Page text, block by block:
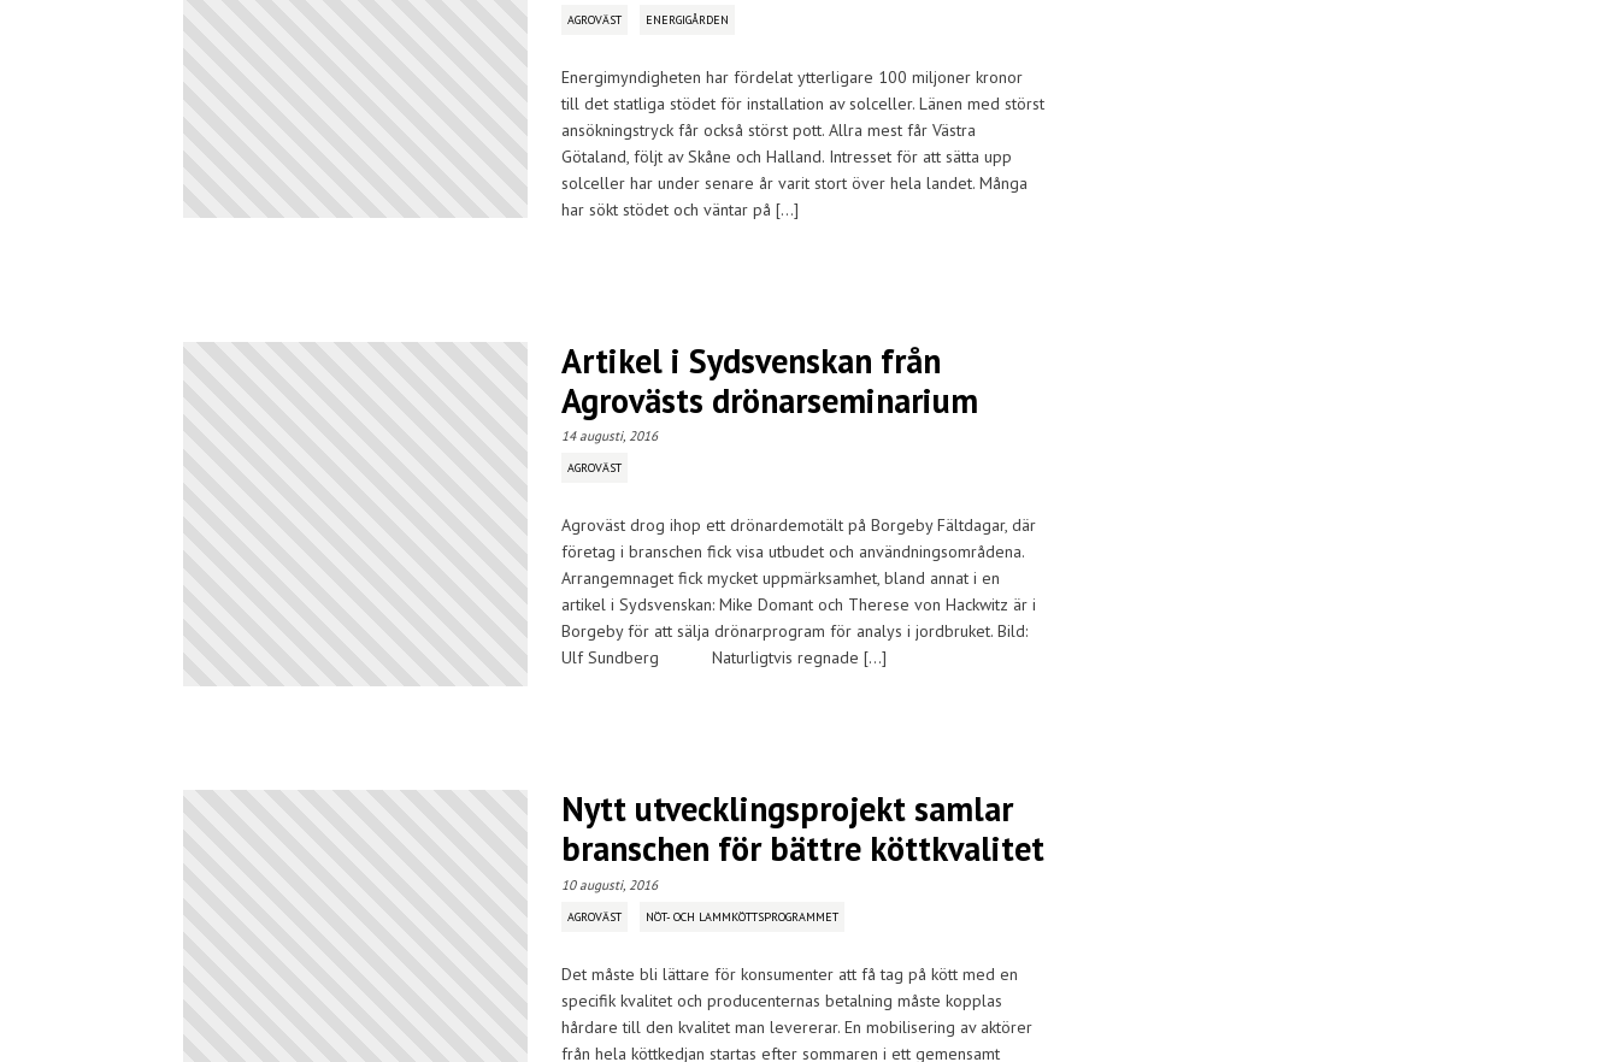
AGROVÄST ENERGIGÅRDEN
Energimyndigheten har fördelat ytterligare 100 miljoner kronor
till det statliga stödet för installation av solceller. Länen med störst
ansökningstryck får också störst pott. Allra mest får Västra
Götaland, följt av Skåne och Halland. Intresset för att sätta upp
solceller har under senare år varit stort över hela landet. Många
har sökt stödet och väntar på […]
Artikel i Sydsvenskan från
Agrovästs drönarseminarium
14 augusti, 2016
AGROVÄST
Agroväst drog ihop ett drönardemotält på Borgeby Fältdagar, där
företag i branschen fick visa utbudet och användningsområdena.
Arrangemnaget fick mycket uppmärksamhet, bland annat i en
artikel i Sydsvenskan: Mike Domant och Therese von Hackwitz är i
Borgeby för att sälja drönarprogram för analys i jordbruket. Bild:
Ulf Sundberg Naturligtvis regnade […]
Nytt utvecklingsprojekt samlar
branschen för bättre köttkvalitet
10 augusti, 2016
AGROVÄST NÖT- OCH LAMMKÖTTSPROGRAMMET
Det måste bli lättare för konsumenter att få tag på kött med en
specifik kvalitet och producenternas betalning måste kopplas
hårdare till den kvalitet man levererar. En mobilisering av aktörer
från hela köttkedjan startas efter sommaren i ett gemensamt